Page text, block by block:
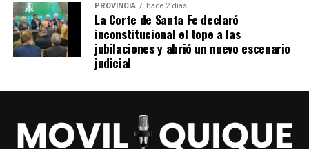
PROVINCIA hace 2 días
La Corte de Santa Fe declaró
inconstitucional el tope a las
jubilaciones y abrió un nuevo escenario
judicial